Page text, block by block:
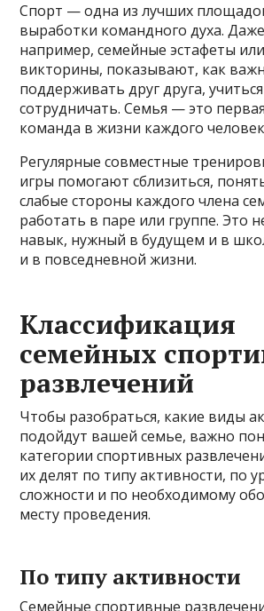
Спорт — одна из лучших
выработки командного духа.
например, семейные эстафеты
викторины, показывают, как
поддерживать друг друга,
сотрудничать. Семья — это
команда в жизни каждого
Регулярные совместные
игры помогают сблизиться,
слабые стороны каждого члена
работать в паре или группе. Это
навык, нужный в будущем и в
и в повседневной жизни.
Классификация
семейных
развлечений
Чтобы разобраться, какие виды
подойдут вашей семье, важно
категории спортивных
их делят по типу активности, по
сложности и по необходимому
месту проведения.
По типу активности
Семейные спортивные